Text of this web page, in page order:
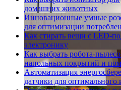
домашних животных
Инновационные умные
для оптимизации
Как стирать вещи с LED-
электронику
Как выбрать робота-
напольных покрытий и
Автоматизация
датчики для оптимального